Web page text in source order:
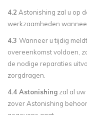
4.2 Astonishing zal u op
werkzaamheden
4.3 Wanneer u tijdig
overeenkomst voldoen,
de nodige reparaties
zorgdragen.
4.4 Astonishing zal al
zover Astonishing